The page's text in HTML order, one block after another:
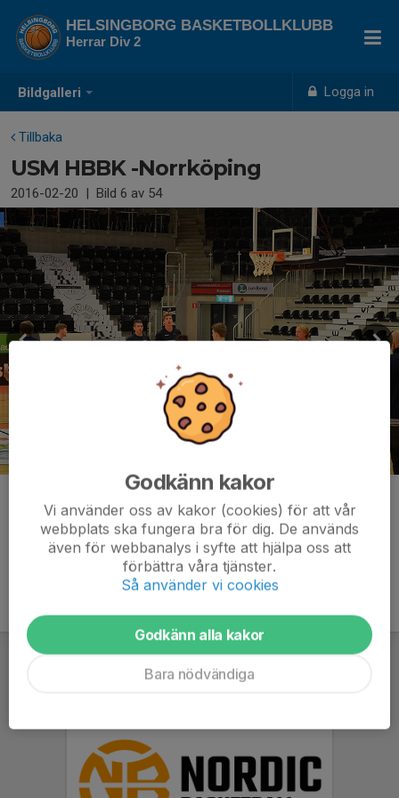
Bildgalleri Logga in
HELSINGBORG BASKETBOLLKLUBB
Herrar Div 2
Tillbaka
USM HBBK -Norrköping
2016-02-20 | Bild 6 av 54
Kommentarer
Godkänn kakor
Vi använder oss av kakor (cookies) för att vår
webbplats ska fungera bra för dig. De används
även för webbanalys i syfte att hjälpa oss att
förbättra våra tjänster.
Så använder vi cookies
Godkänn alla kakor
Bara nödvändiga